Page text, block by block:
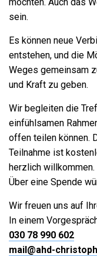
sein.
Es können neue
entstehen, und die
Weges gemeinsam
und Kraft zu geben.
Wir begleiten die
einfühlsamen
offen teilen können.
Teilnahme ist
herzlich willkommen.
Über eine Spende
Wir freuen uns auf
In einem
030 78 990 602
mail@ahd-